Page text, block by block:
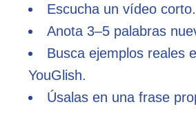
Escucha un vídeo corto.
Anota 3–5 palabras
Busca ejemplos reales
YouGlish.
Úsalas en una frase